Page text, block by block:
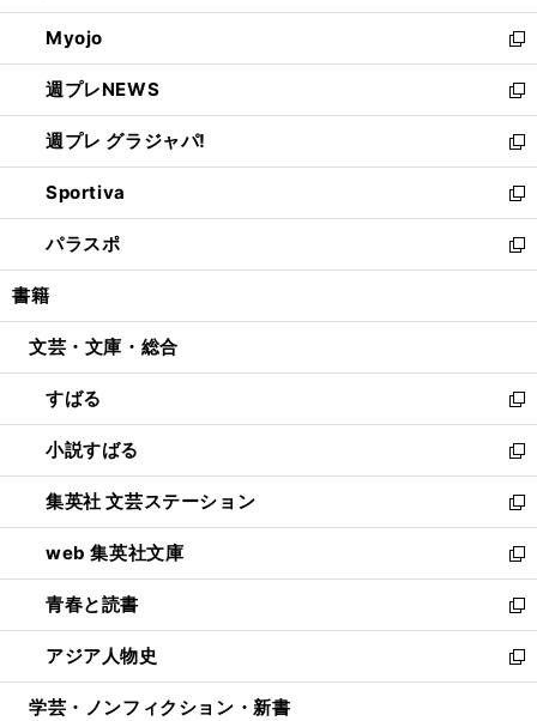
開
く
ウ
で
開
く
ン
ド
ウ
で
開
く
ウ
ィ
ン
ド
ウ
で
開
く
Myojo
新
し
い
ウ
ィ
ン
ド
ウ
で
開
週プレNEWS
新
し
い
ウ
ィ
ン
ド
ウ
開
週プレ グラジャパ!
新
し
い
ウ
ィ
ン
ウ
開
く
Sportiva
新
し
い
ウ
ン
ウ
で
開
く
パラスポ
新
し
ウ
ン
ド
ウ
で
開
く
書籍
文芸・文庫・総合
すばる
新
し
い
ウ
ィ
ン
ド
ウ
で
開
く
小説すばる
新
し
い
ウ
ィ
ン
ド
ウ
で
開
集英社 文芸ステーション
新
し
い
ウ
ィ
ン
ド
ウ
web 集英社文庫
新
し
い
ウ
ィ
ン
青春と読書
新
し
い
ウ
アジア人物史
新
し
学芸・ノンフィクション・新書